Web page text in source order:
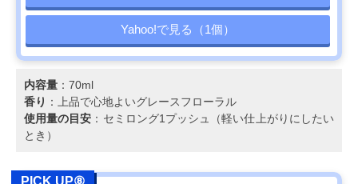
Yahoo!で見る（1個）
内容量 ：70ml
香り ：上品で心地よいグレースフローラル
使用量の目安 ：セミロング1プッシュ（軽い仕上がりにしたい
とき）
PICK UP⑧